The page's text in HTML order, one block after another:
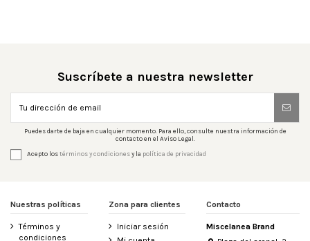
Suscríbete a nuestra newsletter
Puedes darte de baja en cualquier momento. Para ello, consulte nuestra información de
contacto en el Aviso Legal.
Acepto lostérminos y condicionesy la política de privacidad
Nuestras políticas
Términos y
condiciones
Zona para clientes
Iniciar sesión
Contacto
Miscelanea Brand